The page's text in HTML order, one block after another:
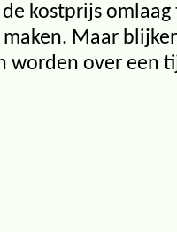
kostprijs
Maar
worden over een